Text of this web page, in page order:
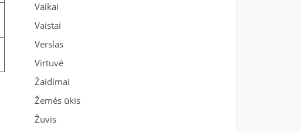
Vaikai
Vaistai
Verslas
Virtuvė
Žaidimai
Žemės ūkis
Žuvis